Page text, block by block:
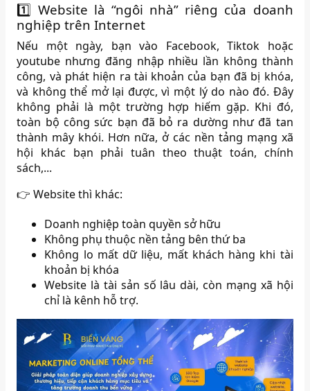
1️⃣ Website là “ngôi nhà” riêng của doanh
nghiệp trên Internet
Nếu một ngày, bạn vào Facebook, Tiktok hoặc
youtube nhưng đăng nhập nhiều lần không thành
công, và phát hiện ra tài khoản của bạn đã bị khóa,
và không thể mở lại được, vì một lý do nào đó. Đây
không phải là một trường hợp hiếm gặp. Khi đó,
toàn bộ công sức bạn đã bỏ ra dường như đã tan
thành mây khói. Hơn nữa, ở các nền tảng mạng xã
hội khác bạn phải tuân theo thuật toán, chính
sách,...
👉 Website thì khác:
Doanh nghiệp toàn quyền sở hữu
Không phụ thuộc nền tảng bên thứ ba
Không lo mất dữ liệu, mất khách hàng khi tài
khoản bị khóa
Website là tài sản số lâu dài, còn mạng xã hội
chỉ là kênh hỗ trợ.